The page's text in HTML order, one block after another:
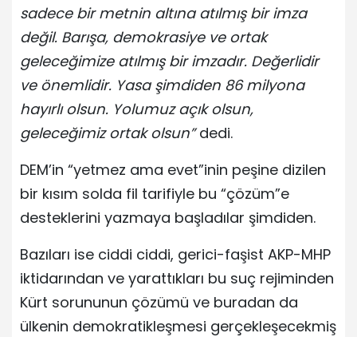
sadece bir metnin altına atılmış bir imza
değil. Barışa, demokrasiye ve ortak
geleceğimize atılmış bir imzadır. Değerlidir
ve önemlidir. Yasa şimdiden 86 milyona
hayırlı olsun. Yolumuz açık olsun,
geleceğimiz ortak olsun”dedi.
DEM’in “yetmez ama evet”inin peşine dizilen
bir kısım solda fil tarifiyle bu “çözüm”e
desteklerini yazmaya başladılar şimdiden.
Bazıları ise ciddi ciddi, gerici-faşist AKP-MHP
iktidarından ve yarattıkları bu suç rejiminden
Kürt sorununun çözümü ve buradan da
ülkenin demokratikleşmesi gerçekleşecekmiş